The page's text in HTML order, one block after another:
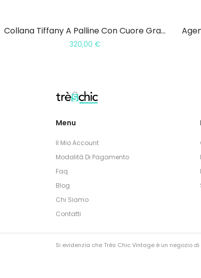
Collana Tiffany A Palline Con Cuore Grande
320,00 €
Menu
Il Mio Account
Modalità Di Pagamento
Faq
Blog
Chi Siamo
Contatti
Si evidenzia che Très Chic Vintage è un negozio